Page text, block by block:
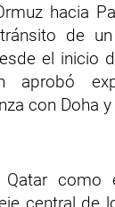
hacia
de
el inicio
aprobó
con Doha
Qatar como
central de